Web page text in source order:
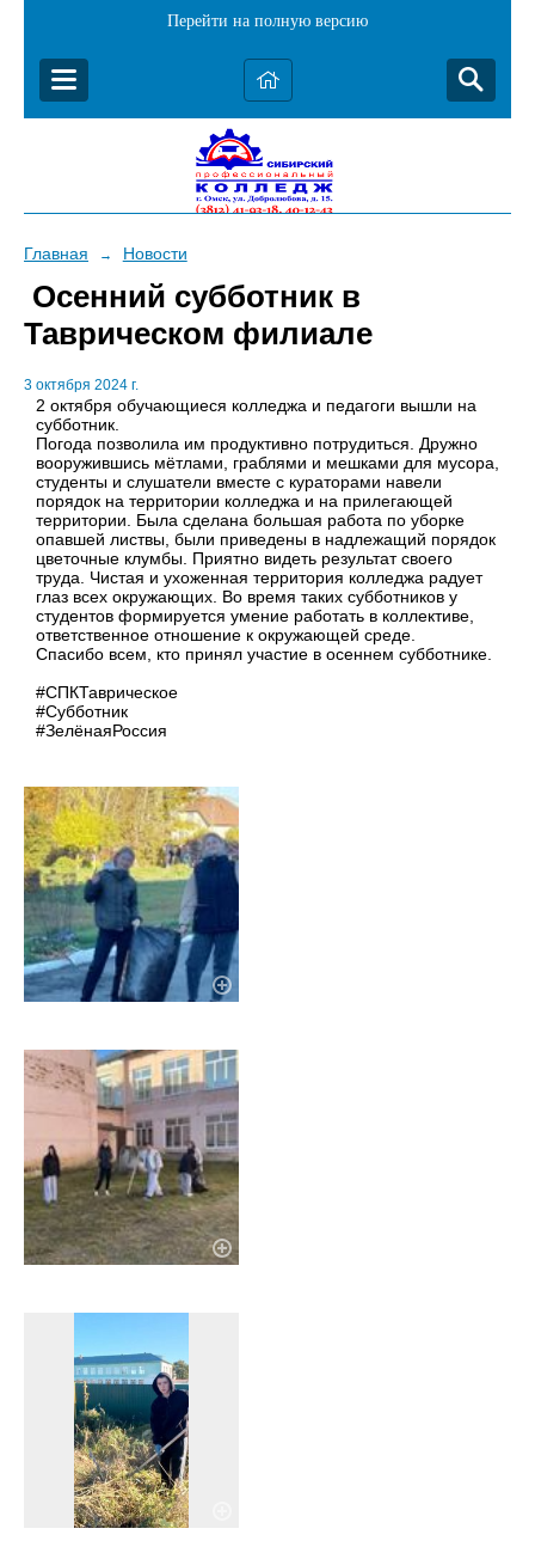
Перейти на полную версию
Главная → Новости
Осенний субботник в
Таврическом филиале
3 октября 2024 г.
2 октября обучающиеся колледжа и педагоги вышли на
субботник.
Погода позволила им продуктивно потрудиться. Дружно
вооружившись мётлами, граблями и мешками для мусора,
студенты и слушатели вместе с кураторами навели
порядок на территории колледжа и на прилегающей
территории. Была сделана большая работа по уборке
опавшей листвы, были приведены в надлежащий порядок
цветочные клумбы. Приятно видеть результат своего
труда. Чистая и ухоженная территория колледжа радует
глаз всех окружающих. Во время таких субботников у
студентов формируется умение работать в коллективе,
ответственное отношение к окружающей среде.
Спасибо всем, кто принял участие в осеннем субботнике.
#СПКТаврическое
#Субботник
#ЗелёнаяРоссия